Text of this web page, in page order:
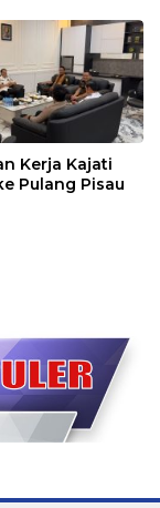
Kerja Kajati
Pulang Pisau